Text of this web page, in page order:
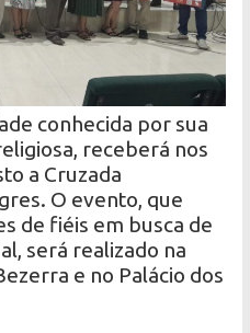
conhecida por sua
receberá nos
a Cruzada
O evento, que
de fiéis em busca de
será realizado na
e no Palácio dos